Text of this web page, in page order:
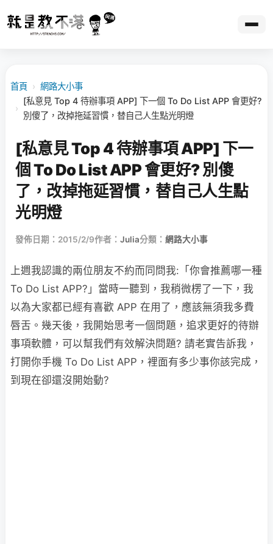
首頁 › 網路大小事
›
[私意見 Top 4 待辦事項 APP] 下一個 To Do List APP 會更好?
別傻了，改掉拖延習慣，替自己人生點光明燈
[私意見 Top 4 待辦事項 APP] 下一
個 To Do List APP 會更好? 別傻
了，改掉拖延習慣，替自己人生點
光明燈
發佈日期：2015/2/9作者： Julia分類： 網路大小事
上週我認識的兩位朋友不約而同問我:「你會推薦哪一種
To Do List APP?」當時一聽到，我稍微楞了一下，我
以為大家都已經有喜歡 APP 在用了，應該無須我多費
唇舌。幾天後，我開始思考一個問題，追求更好的待辦
事項軟體，可以幫我們有效解決問題? 請老實告訴我，
打開你手機 To Do List APP，裡面有多少事你該完成，
到現在卻還沒開始動?